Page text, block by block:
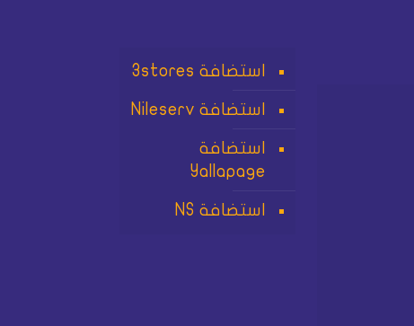
استضافة 3stores
استضافة Nileserv
استضافة
Yallapage
استضافة NS